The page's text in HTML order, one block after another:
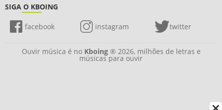
SIGA O KBOING
facebook instagram twitter
Ouvir música é no Kboing® 2026, milhões de letras e
músicas para ouvir